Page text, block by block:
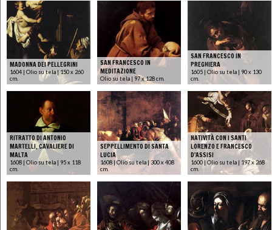
MADONNA DEI PELLEGRINI
1604 | Olio su tela | 150 x 260
cm.
SAN FRANCESCO IN
MEDITAZIONE
Olio su tela | 97 x 128 cm.
SAN FRANCESCO IN
PREGHIERA
1605 | Olio su tela | 90 x 130
cm.
RITRATTO DI ANTONIO
MARTELLI, CAVALIERE DI
MALTA
1608 | Olio su tela | 95 x 118
cm.
SEPPELLIMENTO DI SANTA
LUCIA
1608 | Olio su tela | 300 x 408
cm.
NATIVITÀ CON I SANTI
LORENZO E FRANCESCO
D'ASSISI
1600 | Olio su tela | 197 x 268
cm.